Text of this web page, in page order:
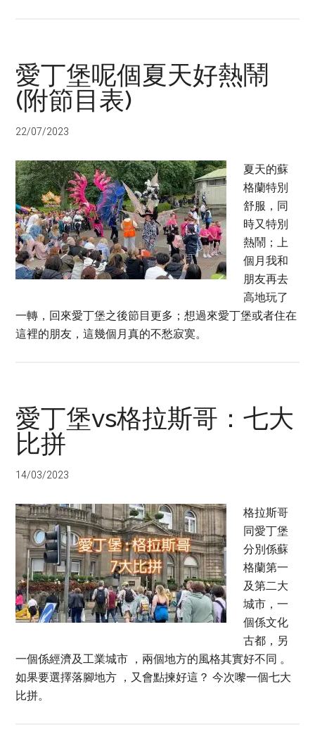
愛丁堡呢個夏天好熱鬧
(附節目表)
22/07/2023
夏天的蘇
格蘭特別
舒服，同
時又特別
熱鬧；上
個月我和
朋友再去
高地玩了
一轉，回來愛丁堡之後節目更多；想過來愛丁堡或者住在
這裡的朋友，這幾個月真的不愁寂寞。
愛丁堡vs格拉斯哥：七大
比拼
14/03/2023
格拉斯哥
同愛丁堡
分別係蘇
格蘭第一
及第二大
城市，一
個係文化
古都，另
一個係經濟及工業城市 ，兩個地方的風格其實好不同 。
如果要選擇落腳地方 ，又會點揀好這？ 今次嚟一個七大
比拼。